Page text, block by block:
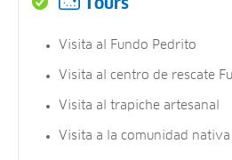
Tours
Visita al Fundo Pedrito
Visita al centro de rescate
Visita al trapiche artesanal
Visita a la comunidad nativa